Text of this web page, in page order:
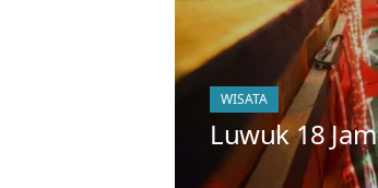
WISATA
Luwuk 18 Jam